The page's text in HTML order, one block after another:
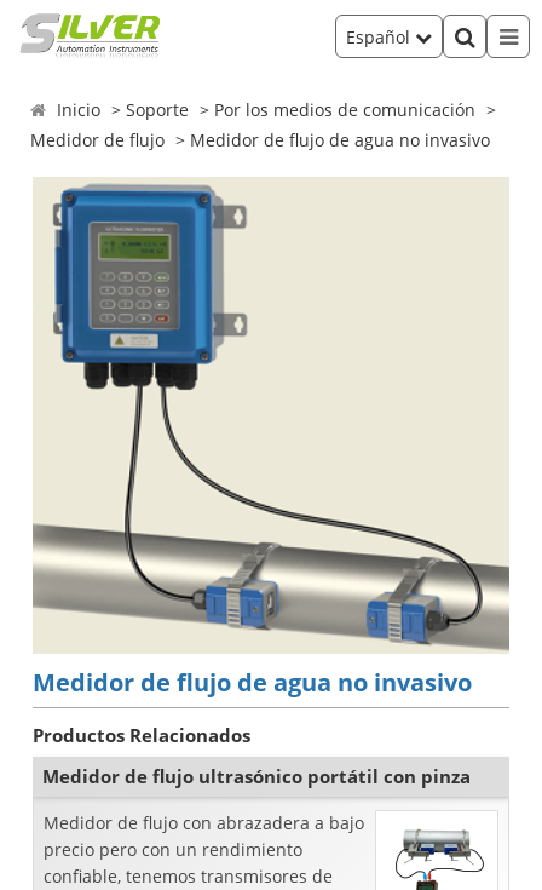
Español
Inicio Soporte
Por los medios de comunicación
Medidor de flujo
Medidor de flujo de agua no invasivo
Medidor de flujo de agua no invasivo
Productos Relacionados
Medidor de flujo ultrasónico portátil con pinza
Medidor de flujo con abrazadera a bajo
precio pero con un rendimiento
confiable, tenemos transmisores de